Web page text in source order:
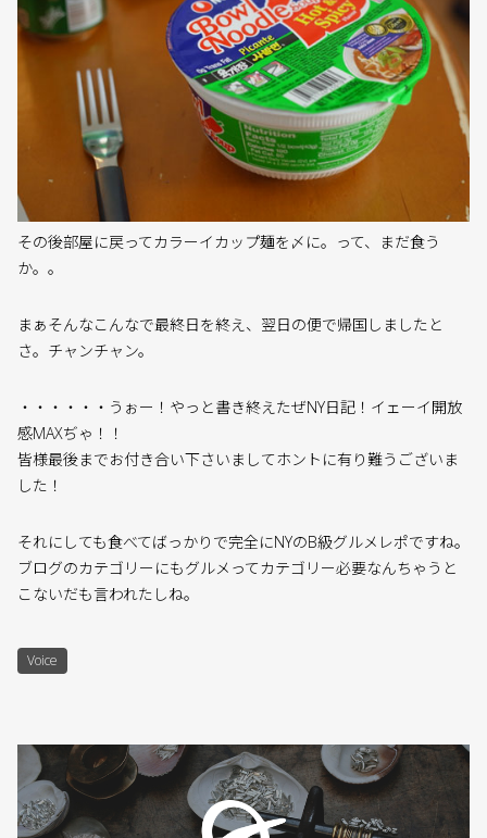
その後部屋に戻ってカラーイカップ麺を〆に。って、まだ食う
か。。
まぁそんなこんなで最終日を終え、翌日の便で帰国しましたと
さ。チャンチャン。
・・・・・・うぉー！やっと書き終えたぜNY日記！イェーイ開放
感MAXぢゃ！！
皆様最後までお付き合い下さいましてホントに有り難うございま
した！
それにしても食べてばっかりで完全にNYのB級グルメレポですね。
ブログのカテゴリーにもグルメってカテゴリー必要なんちゃうと
こないだも言われたしね。
Voice